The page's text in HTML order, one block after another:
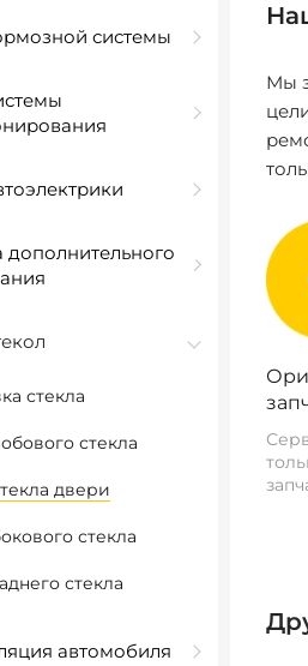
системы
дополнительного
стекла
стекла
двери
стекла
стекла
автомобиля
Мы